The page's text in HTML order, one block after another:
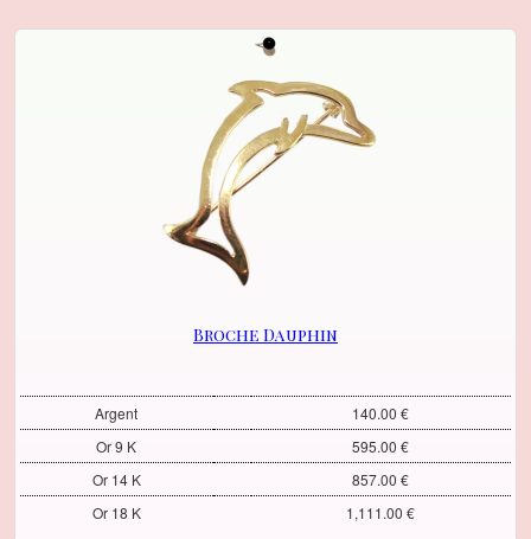
Broche Dauphin
Argent
140.00 €
Or 9 K
595.00 €
Or 14 K
857.00 €
Or 18 K
1,111.00 €